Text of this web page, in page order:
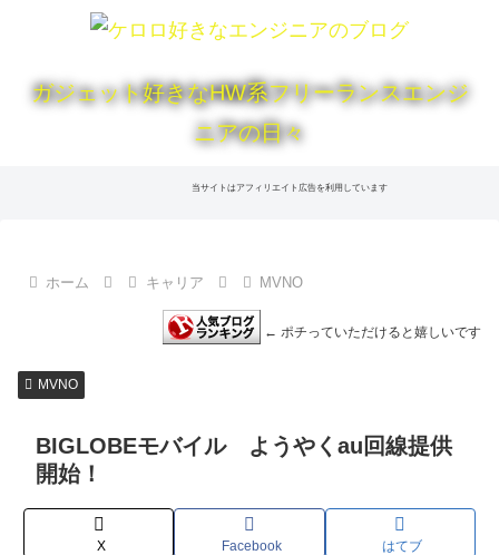
ガジェット好きなHW系フリーランスエンジ
ニアの日々
当サイトはアフィリエイト広告を利用しています
ホーム キャリア MVNO
← ポチっていただけると嬉しいです
MVNO
BIGLOBEモバイル ようやくau回線提供
開始！
X Facebook はてブ